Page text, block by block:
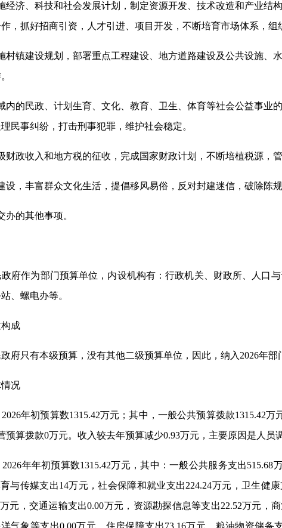
经济、科技和社会发展计划，制定资源开发、技术改造和产业结
，抓好招商引资，人才引进、项目开发，不断培育市场体系，组
村镇建设规划，部署重点工程建设、地方道路建设及公共设施、
内的民政、计划生育、文化、教育、卫生、体育等社会公益事业
民事纠纷，打击刑事犯罪，维护社会稳定。
财政收入和地方税的征收，完成国家财政计划，不断培植税源，
设，丰富群众文化生活，提倡移风易俗，反对封建迷信，破除陈
办的其他事项。
府作为部门预算单位，内设机构有：行政机关、财政所、人口
、螺电办等。
构成
府只有本级预算，没有其他二级预算单位，因此，纳入2026年
情况
2026年初预算数1315.42万元；其中，一般公共预算拨款1315.42
营预算拨款0万元。收入较去年预算减少0.93万元，
2026年年初预算数1315.42万元，其中：一般公共服务支出
与传媒支出14万元，社会保障和就业支出224.24万元，卫生健
元，交通运输支出0.00万元，资源勘探信息等支出22.52万元，
气象等支出0.00万元，住房保障支出73.16万元，粮油物资储备